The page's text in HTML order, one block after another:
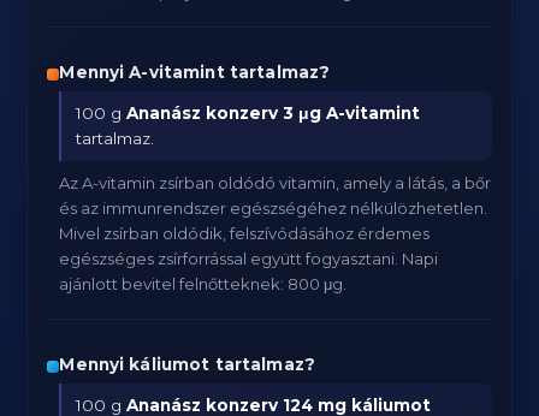
Mennyi A-vitamint tartalmaz?
100 gAnanász konzerv 3 μg A-vitamint
tartalmaz.
Az A-vitamin zsírban oldódó vitamin, amely a látás, a bőr
és az immunrendszer egészségéhez nélkülözhetetlen.
Mivel zsírban oldódik, felszívódásához érdemes
egészséges zsírforrással együtt fogyasztani. Napi
ajánlott bevitel felnőtteknek: 800 μg.
Mennyi káliumot tartalmaz?
100 gAnanász konzerv 124 mg káliumot